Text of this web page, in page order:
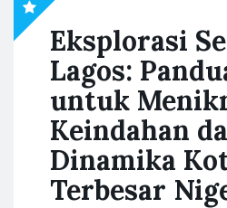
Eksplorasi
Lagos:
untuk
Keindahan
Dinamika
Terbesar